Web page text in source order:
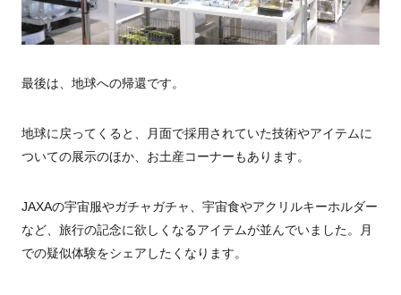
最後は、地球への帰還です。
地球に戻ってくると、月面で採用されていた技術やアイテムに
ついての展示のほか、お土産コーナーもあります。
JAXAの宇宙服やガチャガチャ、宇宙食やアクリルキーホルダー
など、旅行の記念に欲しくなるアイテムが並んでいました。月
での疑似体験をシェアしたくなります。